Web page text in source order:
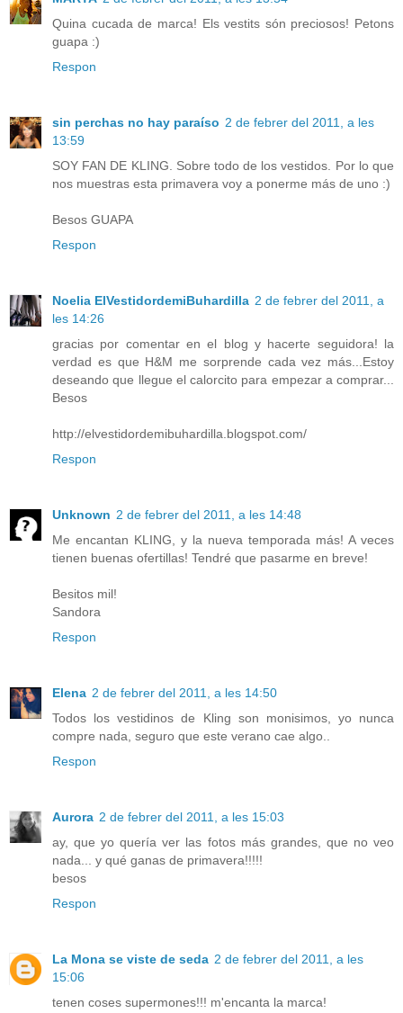
Quina cucada de marca! Els vestits són preciosos! Petons
guapa :)
Respon
sin perchas no hay paraíso 2 de febrer del 2011, a les
13:59
SOY FAN DE KLING. Sobre todo de los vestidos. Por lo que
nos muestras esta primavera voy a ponerme más de uno :)
Besos GUAPA
Respon
Noelia ElVestidordemiBuhardilla 2 de febrer del 2011, a
les 14:26
gracias por comentar en el blog y hacerte seguidora! la
verdad es que H&M me sorprende cada vez más...Estoy
deseando que llegue el calorcito para empezar a comprar...
Besos
http://elvestidordemibuhardilla.blogspot.com/
Respon
Unknown 2 de febrer del 2011, a les 14:48
Me encantan KLING, y la nueva temporada más! A veces
tienen buenas ofertillas! Tendré que pasarme en breve!
Besitos mil!
Sandora
Respon
Elena 2 de febrer del 2011, a les 14:50
Todos los vestidinos de Kling son monisimos, yo nunca
compre nada, seguro que este verano cae algo..
Respon
Aurora 2 de febrer del 2011, a les 15:03
ay, que yo quería ver las fotos más grandes, que no veo
nada... y qué ganas de primavera!!!!!
besos
Respon
La Mona se viste de seda 2 de febrer del 2011, a les
15:06
tenen coses supermones!!! m'encanta la marca!